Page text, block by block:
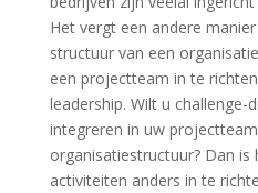
Het vergt een andere
structuur van een
een projectteam in te
leadership. Wilt u challenge-
integreren in uw
organisatiestructuur? Dan
activiteiten anders in te